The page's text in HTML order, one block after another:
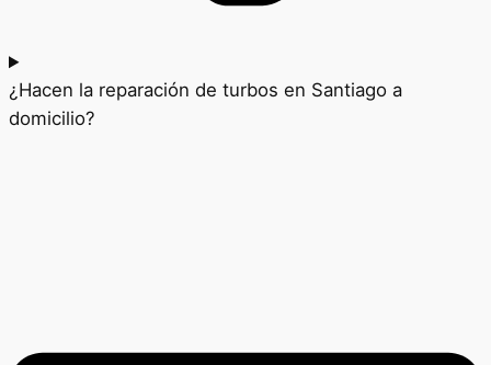
¿Hacen la reparación de turbos en Santiago a
domicilio?